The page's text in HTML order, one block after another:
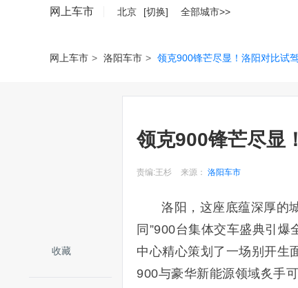
网上车市 北京 [切换] 全部城市>>
网上车市 > 洛阳车市 > 领克900锋芒尽显！洛阳对比试
收藏
领克900锋芒尽显
责编:王杉 来源： 洛阳车市
洛阳，这座底蕴深厚的
同”900台集体交车盛典引
中心精心策划了一场别开生
900与豪华新能源领域炙手